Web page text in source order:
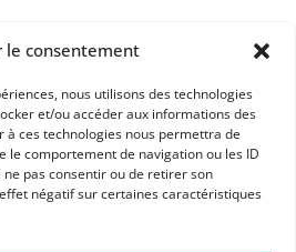
le consentement
nous utilisons des technologies
et/ou accéder aux informations des
à ces technologies nous permettra de
le comportement de navigation ou les ID
pas consentir ou de retirer son
négatif sur certaines caractéristiques
APHG
d'histoire et géographie
0(1) 42 33 62 37